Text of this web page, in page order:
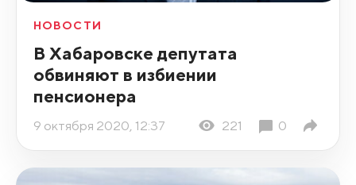
НОВОСТИ
В Хабаровске депутата
обвиняют в избиении
пенсионера
9 октября 2020, 12:37 221 0